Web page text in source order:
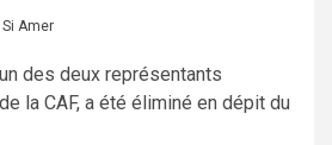
Amer
des deux représentants
la CAF, a été éliminé en dépit du